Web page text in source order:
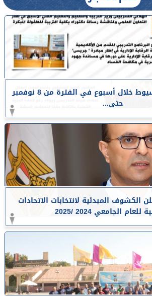
أبرز أخبار جامعة أسيوط خلال أسبوع في الفترة من 8 نوفمبر
حتى...
الكشوف المبدئية لانتخابات الاتحادات
للعام الجامعي 2024 /2025